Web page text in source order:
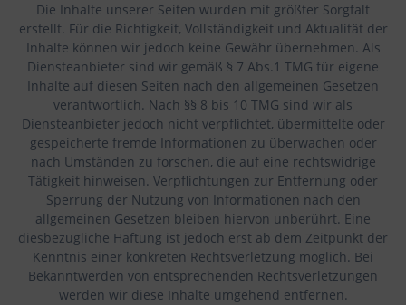
Die Inhalte unserer Seiten wurden mit größter Sorgfalt
erstellt. Für die Richtigkeit, Vollständigkeit und Aktualität der
Inhalte können wir jedoch keine Gewähr übernehmen. Als
Diensteanbieter sind wir gemäß § 7 Abs.1 TMG für eigene
Inhalte auf diesen Seiten nach den allgemeinen Gesetzen
verantwortlich. Nach §§ 8 bis 10 TMG sind wir als
Diensteanbieter jedoch nicht verpflichtet, übermittelte oder
gespeicherte fremde Informationen zu überwachen oder
nach Umständen zu forschen, die auf eine rechtswidrige
Tätigkeit hinweisen. Verpflichtungen zur Entfernung oder
Sperrung der Nutzung von Informationen nach den
allgemeinen Gesetzen bleiben hiervon unberührt. Eine
diesbezügliche Haftung ist jedoch erst ab dem Zeitpunkt der
Kenntnis einer konkreten Rechtsverletzung möglich. Bei
Bekanntwerden von entsprechenden Rechtsverletzungen
werden wir diese Inhalte umgehend entfernen.